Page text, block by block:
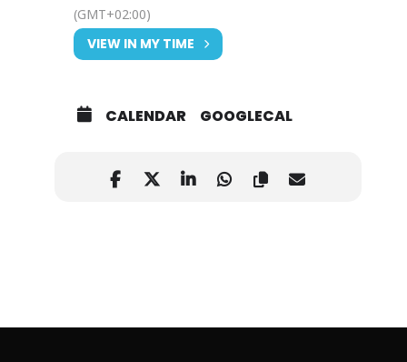
(GMT+02:00)
VIEW IN MY TIME
CALENDAR GOOGLECAL